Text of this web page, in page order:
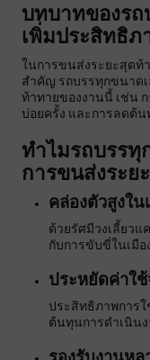
บทบาทของรถ
เพิ่มประสิทธิภ
ในการขนส่งระยะสุดท้
สำคัญ รถบรรทุกขนาด
ท้าทายของงานนี้ เช่น
บ่อยครั้ง และการลดต้
ทำไมรถบรรทุ
การขนส่งระย
คล่องตัวสูงใน
ด้วยรัศมีวงเลี้ยวแ
กับการขับขี่ในเมื
ประหยัดค่าใช้
ประสิทธิภาพการ
ต้นทุนการดำเนิน